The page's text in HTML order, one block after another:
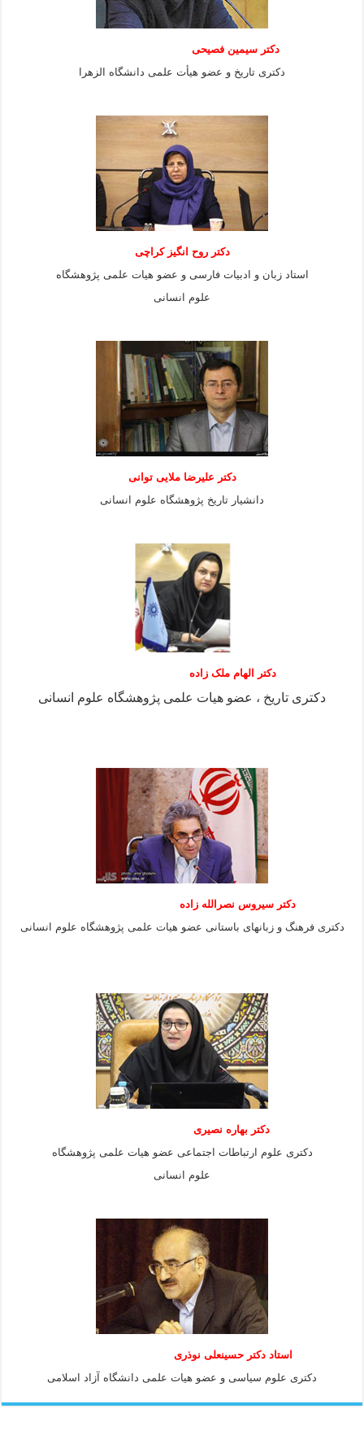
دکتر سیمین فصیحی
دکتری تاریخ و عضو هیأت علمی دانشگاه الزهرا
دکتر روح انگیز کراچی
استاد زبان و ادبیات فارسی و عضو هیات علمی پژوهشگاه
علوم انسانی
دكتر عليرضا ملايى توانی
دانشيار تاريخ پژوهشگاه علوم انسانی
دکتر الهام ملک زاده
دکتری تاریخ ، عضو هیات علمی پژوهشگاه علوم انسانی
دکتر سیروس نصرالله زاده
دکتری فرهنگ و زبانهای باستانی عضو هیات علمی پژوهشگاه علوم انسانی
دکتر بهاره نصیری
دکتری علوم ارتباطات اجتماعی عضو هیات علمی پژوهشگاه
علوم انسانی
استاد دكتر حسينعلی نوذری
دكتری علوم سياسی و عضو هيات علمی دانشگاه آزاد اسلامی